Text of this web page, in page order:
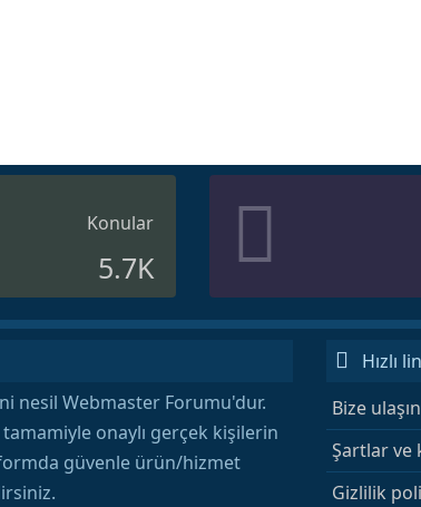
Konular
5.7K
nesil Webmaster Forumu'dur.
onaylı gerçek kişilerin
güvenle ürün/hizmet
Hızlı
Bize ulaşın
Şartlar ve
Gizlilik